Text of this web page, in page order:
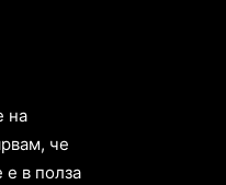
на
че
е в полза